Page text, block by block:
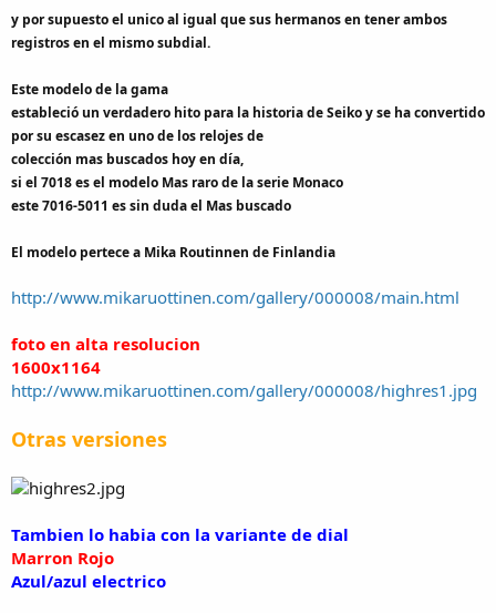
y por supuesto el unico al igual que sus hermanos en tener ambos
registros en el mismo subdial.
Este modelo de la gama
estableció un verdadero hito para la historia de Seiko y se ha convertido
por su escasez en uno de los relojes de
colección mas buscados hoy en día,
si el 7018 es el modelo Mas raro de la serie Monaco
este 7016-5011 es sin duda el Mas buscado
El modelo pertece a Mika Routinnen de Finlandia
http://www.mikaruottinen.com/gallery/000008/main.html
foto en alta resolucion
1600x1164
http://www.mikaruottinen.com/gallery/000008/highres1.jpg
Otras versiones
Tambien lo habia con la variante de dial
Marron Rojo
Azul/azul electrico